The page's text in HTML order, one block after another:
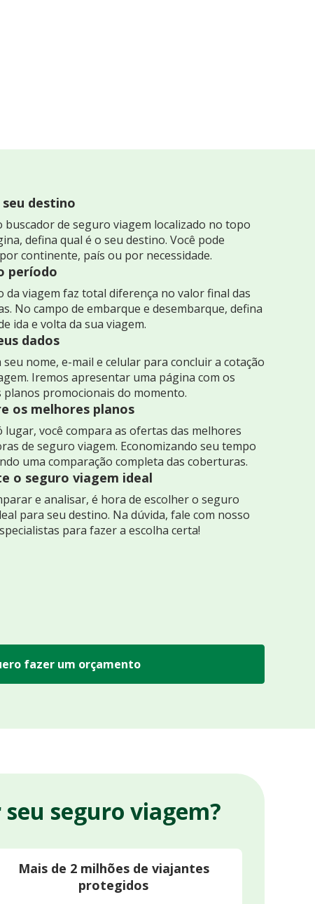
seu destino
buscador de seguro viagem localizado no topo
defina qual é o seu destino. Você pode
continente, país ou por necessidade.
período
da viagem faz total diferença no valor final das
No campo de embarque e desembarque, defina
ida e volta da sua viagem.
dados
seu nome, e-mail e celular para concluir a cotação
Iremos apresentar uma página com os
planos promocionais do momento.
os melhores planos
lugar, você compara as ofertas das melhores
de seguro viagem. Economizando seu tempo
uma comparação completa das coberturas.
o seguro viagem ideal
e analisar, é hora de escolher o seguro
para seu destino. Na dúvida, fale com nosso
para fazer a escolha certa!
fazer um orçamento
seguro viagem?
Mais de 2 milhões de viajantes
protegidos